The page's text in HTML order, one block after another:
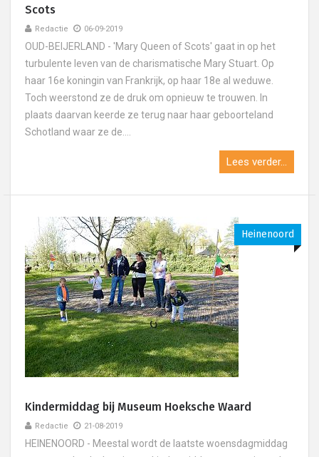
Scots
Redactie 06-09-2019
OUD-BEIJERLAND - 'Mary Queen of Scots' gaat in op het
turbulente leven van de charismatische Mary Stuart. Op
haar 16e koningin van Frankrijk, op haar 18e al weduwe.
Toch weerstond ze de druk om opnieuw te trouwen. In
plaats daarvan keerde ze terug naar haar geboorteland
Schotland waar ze de....
Lees verder...
Heinenoord
Kindermiddag bij Museum Hoeksche Waard
Redactie 21-08-2019
HEINENOORD - Meestal wordt de laatste woensdagmiddag